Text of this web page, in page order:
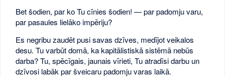
Bet šodien, par ko Tu cīnies šodien! — par padomju varu,
par pasaules lielāko impēriju?
Es negribu zaudēt pusi savas dzīves, medījot veikalos
desu. Tu varbūt domā, ka kapitālistiskā sistēmā nebūs
darba? Tu, spēcīgais, jaunais vīrieti, Tu atradīsi darbu un
dzīvosi labāk par šveicaru padomju varas laikā.